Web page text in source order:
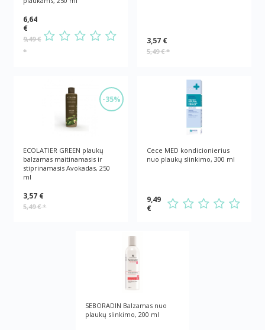
6,64
€
9,49 €
*
3,57 €
5,49 €*
-35%
ECOLATIER GREEN plaukų
balzamas maitinamasis ir
stiprinamasis Avokadas, 250
ml
3,57 €
5,49 €*
Cece MED kondicionierius
nuo plaukų slinkimo, 300 ml
9,49
€
SEBORADIN Balzamas nuo
plaukų slinkimo, 200 ml